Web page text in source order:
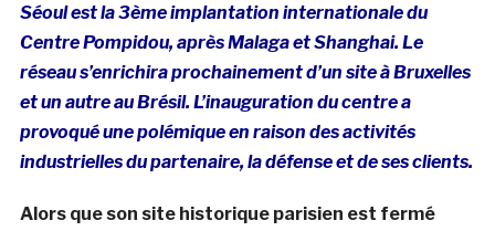
Séoul est la 3ème implantation internationale du
Centre Pompidou, après Malaga et Shanghai. Le
réseau s’enrichira prochainement d’un site à Bruxelles
et un autre au Brésil. L’inauguration du centre a
provoqué une polémique en raison des activités
industrielles du partenaire, la défense et de ses clients.
Alors que son site historique parisien est fermé